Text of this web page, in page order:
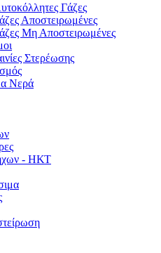
Γάζες
Αποστειρωμένες
Μη Αποστειρωμένες
Στερέωσης
Νερά
- ΗΚΤ